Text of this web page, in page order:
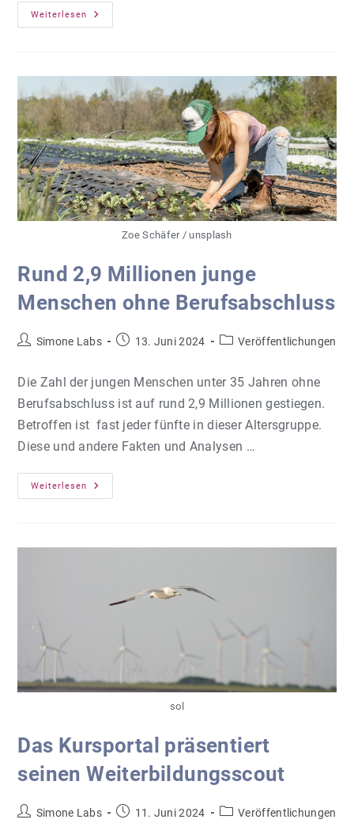
Weiterlesen
Jetzt
Bewerben
Zoe Schäfer / unsplash
Rund 2,9 Millionen junge
Menschen ohne Berufsabschluss
Beitrags-
Simone Labs
Beitrag13. Juni 2024
Beitrags-
Veröffentlichungen
Die Zahl der jungen Menschen unter 35 Jahren ohne
Berufsabschluss ist auf rund 2,9 Millionen gestiegen.
Betroffen ist fast jeder fünfte in dieser Altersgruppe.
Diese und andere Fakten und Analysen …
Weiterlesen
Rund
2,9
sol
Das Kursportal präsentiert
seinen Weiterbildungsscout
Beitrags-
Simone Labs
Beitrag11. Juni 2024
Beitrags-
Veröffentlichungen